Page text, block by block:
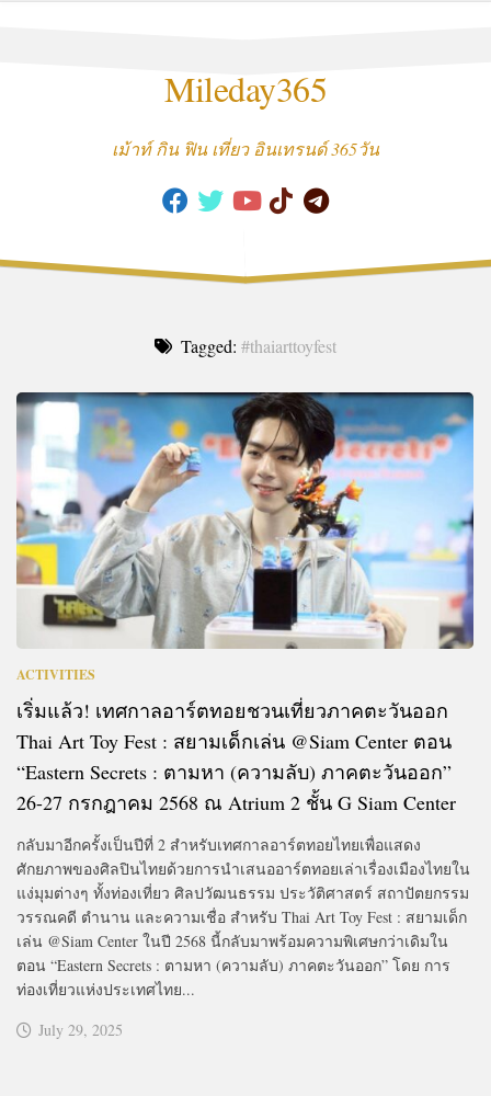
Mileday365
เม้าท์ กิน ฟิน เที่ยว อินเทรนด์ 365วัน
Tagged: #thaiarttoyfest
ACTIVITIES
เริ่มแล้ว! เทศกาลอาร์ตทอยชวนเที่ยวภาคตะวันออก
Thai Art Toy Fest : สยามเด็กเล่น @Siam Center ตอน
“Eastern Secrets : ตามหา (ความลับ) ภาคตะวันออก”
26-27 กรกฎาคม 2568 ณ Atrium 2 ชั้น G Siam Center
กลับมาอีกครั้งเป็นปีที่ 2 สำหรับเทศกาลอาร์ตทอยไทยเพื่อแสดง
ศักยภาพของศิลปินไทยด้วยการนำเสนออาร์ตทอยเล่าเรื่องเมืองไทยใน
แง่มุมต่างๆ ทั้งท่องเที่ยว ศิลปวัฒนธรรม ประวัติศาสตร์ สถาปัตยกรรม
วรรณคดี ตำนาน และความเชื่อ สำหรับ Thai Art Toy Fest : สยามเด็ก
เล่น @Siam Center ในปี 2568 นี้กลับมาพร้อมความพิเศษกว่าเดิมใน
ตอน “Eastern Secrets : ตามหา (ความลับ) ภาคตะวันออก” โดย การ
ท่องเที่ยวแห่งประเทศไทย...
July 29, 2025